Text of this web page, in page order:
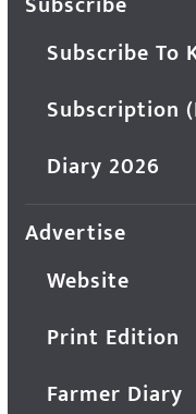
Subscribe To
Subscription
Diary 2026
Advertise
Website
Print Edition
Farmer Diary